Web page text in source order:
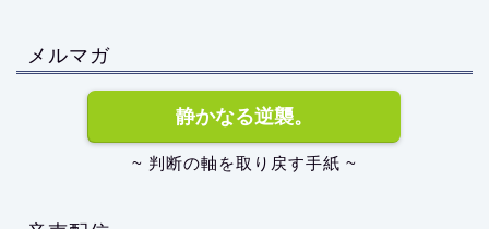
メルマガ
静かなる逆襲。
~ 判断の軸を取り戻す手紙 ~